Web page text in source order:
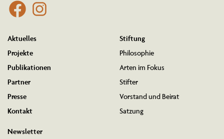
Aktuelles
Projekte
Publi­ka­tionen
Partner
Presse
Kontakt
Stiftung
Philo­sophie
Arten im Fokus
Stifter
Vorstand und Beirat
Satzung
Newsletter